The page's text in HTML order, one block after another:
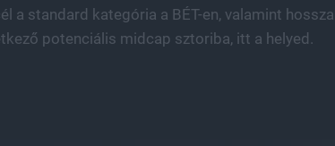
a standard kategória a BÉT-en, valamint
potenciális midcap sztoriba, itt a helyed.